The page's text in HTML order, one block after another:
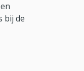
bij de